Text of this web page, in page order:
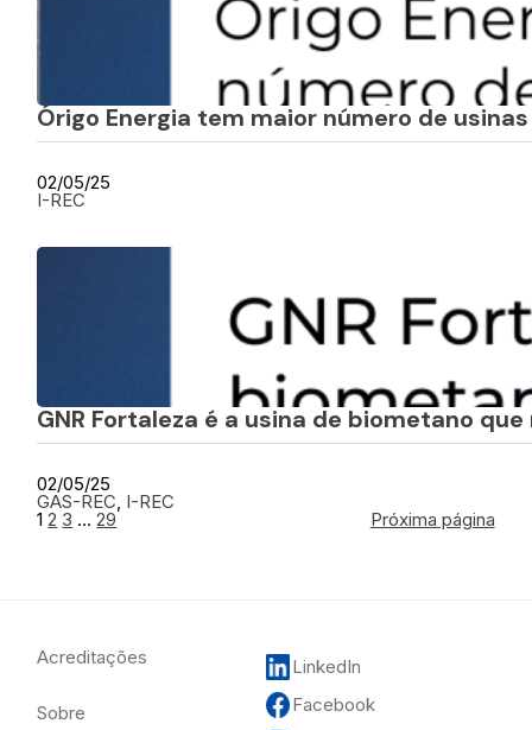
Órigo Energia tem maior número de
02/05/25
I-REC
GNR Fortaleza é a usina de biometano
02/05/25
GAS-REC, I-REC
1 2 3 … 29 Próxima página
Acreditações
Sobre
LinkedIn
Facebook